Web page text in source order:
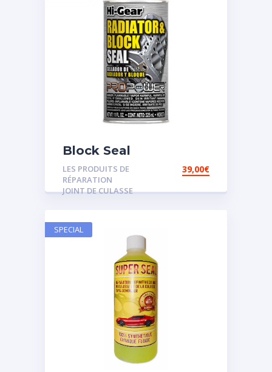
Block Seal
LES PRODUITS DE
RÉPARATION
JOINT DE CULASSE
39,00€
SPECIAL